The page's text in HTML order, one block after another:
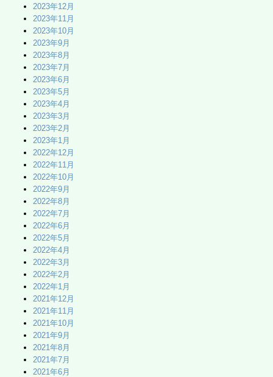
2023年12月
2023年11月
2023年10月
2023年9月
2023年8月
2023年7月
2023年6月
2023年5月
2023年4月
2023年3月
2023年2月
2023年1月
2022年12月
2022年11月
2022年10月
2022年9月
2022年8月
2022年7月
2022年6月
2022年5月
2022年4月
2022年3月
2022年2月
2022年1月
2021年12月
2021年11月
2021年10月
2021年9月
2021年8月
2021年7月
2021年6月